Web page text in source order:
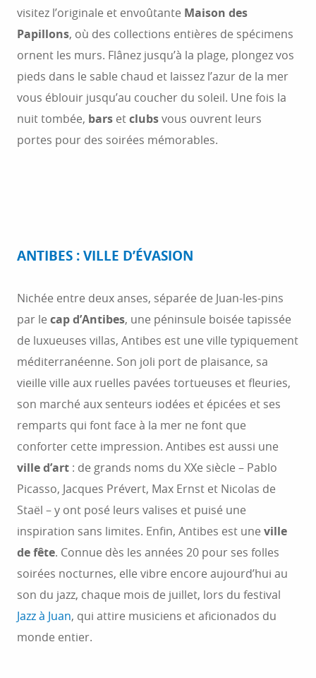
visitez l’originale et envoûtante Maison des
Papillons, où des collections entières de spécimens
ornent les murs. Flânez jusqu’à la plage, plongez vos
pieds dans le sable chaud et laissez l’azur de la mer
vous éblouir jusqu’au coucher du soleil. Une fois la
nuit tombée, bars etclubsvous ouvrent leurs
portes pour des soirées mémorables.
ANTIBES : VILLE D’ÉVASION
Nichée entre deux anses, séparée de Juan-les-pins
par le cap d’Antibes, une péninsule boisée tapissée
de luxueuses villas, Antibes est une ville typiquement
méditerranéenne. Son joli port de plaisance, sa
vieille ville aux ruelles pavées tortueuses et fleuries,
son marché aux senteurs iodées et épicées et ses
remparts qui font face à la mer ne font que
conforter cette impression. Antibes est aussi une
ville d’art : de grands noms du XXe siècle – Pablo
Picasso, Jacques Prévert, Max Ernst et Nicolas de
Staël – y ont posé leurs valises et puisé une
inspiration sans limites. Enfin, Antibes est une ville
de fête. Connue dès les années 20 pour ses folles
soirées nocturnes, elle vibre encore aujourd’hui au
son du jazz, chaque mois de juillet, lors du festival
Jazz à Juan, qui attire musiciens et aficionados du
monde entier.